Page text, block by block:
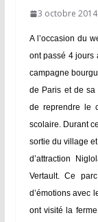
3 octobre 2014
A l’occasion du
ont passé 4 jours
campagne
de Paris et de sa
de reprendre le
scolaire. Durant
sortie du village
d’attraction
Vertault. Ce
d’émotions avec
ont visité la